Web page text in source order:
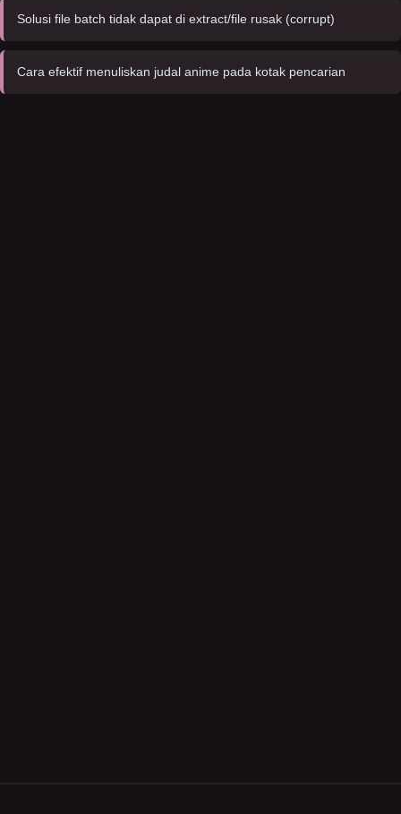
Solusi file batch tidak dapat di extract/file rusak (corrupt)
Cara efektif menuliskan judal anime pada kotak pencarian